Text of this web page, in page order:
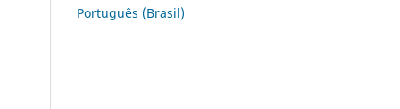
Português (Brasil)